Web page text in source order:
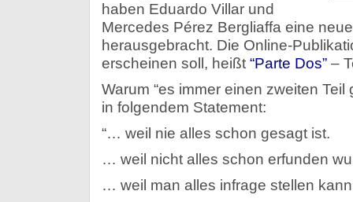
haben Eduardo Villar und
Mercedes Pérez Bergliaffa eine
herausgebracht. Die Online-
erscheinen soll, heißt “Parte Dos”–
Warum “es immer einen zweiten Teil
in folgendem Statement:
“… weil nie alles schon gesagt ist.
… weil nicht alles schon erfunden
… weil man alles infrage stellen